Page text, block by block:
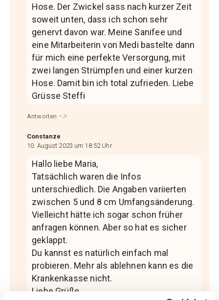
Hose. Der Zwickel sass nach kurzer Zeit
soweit unten, dass ich schon sehr
genervt davon war. Meine Sanifee und
eine Mitarbeiterin von Medi bastelte dann
für mich eine perfekte Versorgung, mit
zwei langen Strümpfen und einer kurzen
Hose. Damit bin ich total zufrieden. Liebe
Grüsse Steffi
Antworten
Constanze
10. August 2023 um 18:52 Uhr
Hallo liebe Maria,
Tatsächlich waren die Infos
unterschiedlich. Die Angaben variierten
zwischen 5 und 8 cm Umfangsänderung.
Vielleicht hätte ich sogar schon früher
anfragen können. Aber so hat es sicher
geklappt.
Du kannst es natürlich einfach mal
probieren. Mehr als ablehnen kann es die
Krankenkasse nicht.
Liebe Grüße